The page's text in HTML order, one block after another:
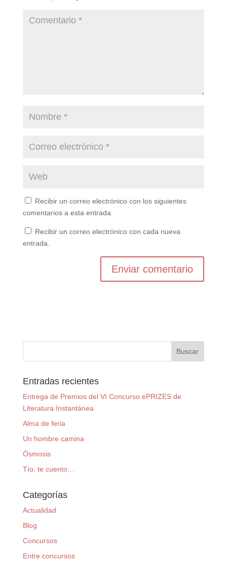
Recibir un correo electrónico con los siguientes
comentarios a esta entrada.
Recibir un correo electrónico con cada nueva
entrada.
Entradas recientes
Entrega de Premios del VI Concurso ePRIZES de
Literatura Instantánea
Alma de feria
Un hombre camina
Ósmosis
Tío, te cuento…
Categorías
Actualidad
Blog
Concursos
Entre concursos